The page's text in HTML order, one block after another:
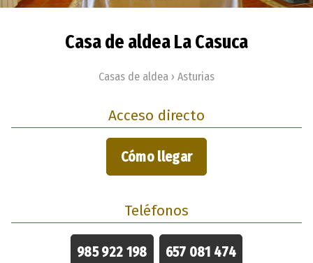
Casa de aldea La Casuca
Casas de aldea › Asturias
Acceso directo
Cómo llegar
Teléfonos
985 922 198 657 081 474